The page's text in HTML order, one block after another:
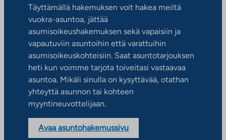
Täyttämällä hakemuksen voit hakea meiltä
vuokra-asuntoa, jättää
asumisoikeushakemuksen sekä vapaisiin ja
vapautuviin asuntoihin että varattuihin
asumisoikeuskohteisiin. Saat asuntotarjouksen
heti kun voimme tarjota toiveitasi vastaavaa
asuntoa. Mikäli sinulla on kysyttävää, otathan
yhteyttä asunnon tai kohteen
myyntineuvottelijaan.
Avaa asuntohakemussivu